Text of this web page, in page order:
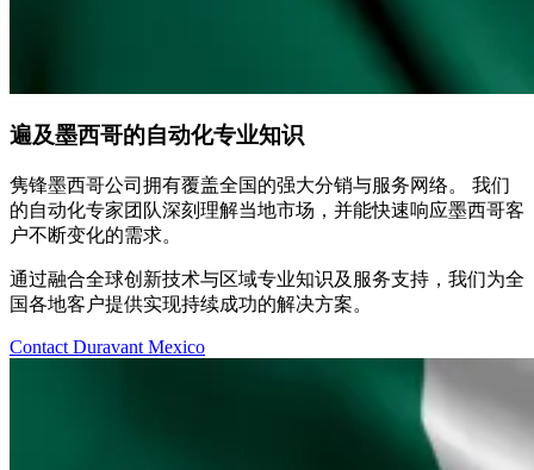
遍及墨西哥的自动化专业知识
隽锋墨西哥公司拥有覆盖全国的强大分销与服务网络。 我们
的自动化专家团队深刻理解当地市场，并能快速响应墨西哥客
户不断变化的需求。
通过融合全球创新技术与区域专业知识及服务支持，我们为全
国各地客户提供实现持续成功的解决方案。
Contact Duravant Mexico